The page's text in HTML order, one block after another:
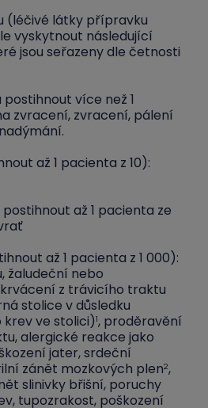
(léčivé látky přípravku
vyskytnout následující
jsou seřazeny dle četnosti
více než 1
zvracení, zvracení, pálení
až 1 pacienta z 10):
až 1 pacienta ze
až 1 pacienta z 1 000):
žaludeční nebo
z trávicího traktu
stolice v důsledku
ve stolici)1, proděravění
alergické reakce jako
jater, srdeční
zánět mozkových plen2,
slinivky břišní, poruchy
tupozrakost, poškození